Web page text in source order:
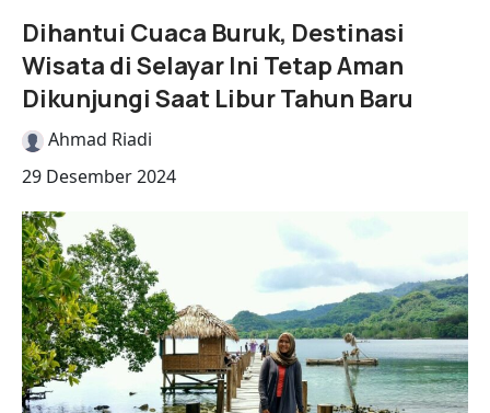
Dihantui Cuaca Buruk, Destinasi
Wisata di Selayar Ini Tetap Aman
Dikunjungi Saat Libur Tahun Baru
Ahmad Riadi
29 Desember 2024